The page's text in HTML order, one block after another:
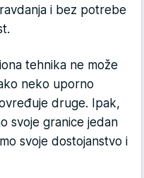
i bez potrebe
tehnika ne može
neko uporno
druge. Ipak,
svoje granice jedan
svoje dostojanstvo i